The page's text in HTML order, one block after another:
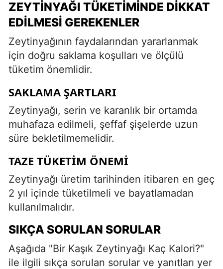
ZEYTINYAĞI TÜKETIMINDE DIKKAT
EDILMESI GEREKENLER
Zeytinyağının faydalarından yararlanmak
için doğru saklama koşulları ve ölçülü
tüketim önemlidir.
SAKLAMA ŞARTLARI
Zeytinyağı, serin ve karanlık bir ortamda
muhafaza edilmeli, şeffaf şişelerde uzun
süre bekletilmemelidir.
TAZE TÜKETIM ÖNEMI
Zeytinyağı üretim tarihinden itibaren en geç
2 yıl içinde tüketilmeli ve bayatlamadan
kullanılmalıdır.
SIKÇA SORULAN SORULAR
Aşağıda "Bir Kaşık Zeytinyağı Kaç Kalori?"
ile ilgili sıkça sorulan sorular ve yanıtları yer